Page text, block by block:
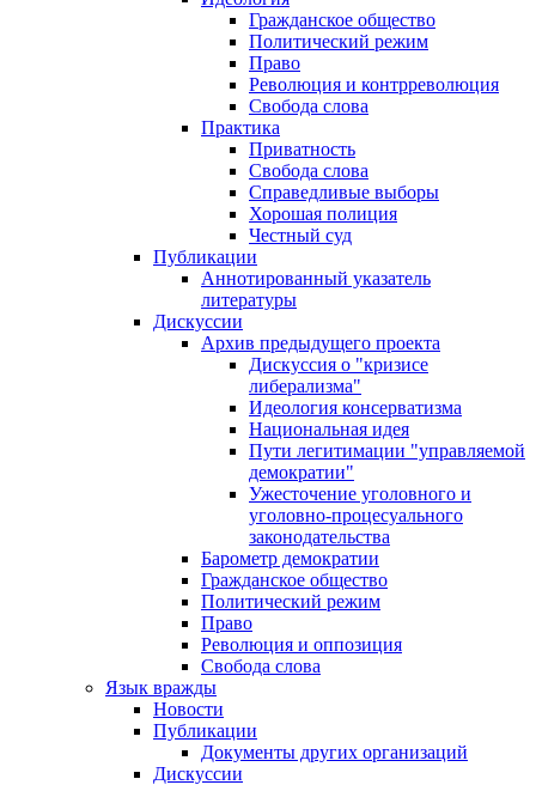
Гражданское общество
Политический режим
Право
Революция и контрреволюция
Свобода слова
Практика
Приватность
Свобода слова
Справедливые выборы
Хорошая полиция
Честный суд
Публикации
Аннотированный указатель
литературы
Дискуссии
Архив предыдущего проекта
Дискуссия о "кризисе
либерализма"
Идеология консерватизма
Национальная идея
Пути легитимации "управляемой
демократии"
Ужесточение уголовного и
уголовно-процесуального
законодательства
Барометр демократии
Гражданское общество
Политический режим
Право
Революция и оппозиция
Свобода слова
Язык вражды
Новости
Публикации
Документы других организаций
Дискуссии